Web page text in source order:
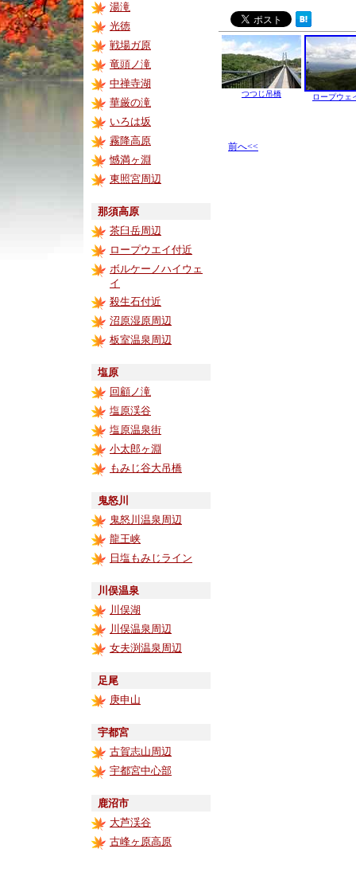
湯滝
光徳
戦場ガ原
竜頭ノ滝
中禅寺湖
華厳の滝
いろは坂
霧降高原
憾満ヶ淵
東照宮周辺
那須高原
茶臼岳周辺
ロープウエイ付近
ボルケーノハイウェ
イ
殺生石付近
沼原湿原周辺
板室温泉周辺
塩原
回顧ノ滝
塩原渓谷
塩原温泉街
小太郎ヶ淵
もみじ谷大吊橋
鬼怒川
鬼怒川温泉周辺
龍王峡
日塩もみじライン
川俣温泉
川俣湖
川俣温泉周辺
女夫渕温泉周辺
足尾
庚申山
宇都宮
古賀志山周辺
宇都宮中心部
鹿沼市
大芦渓谷
古峰ヶ原高原
つつじ吊橋 ロープウェ
前へ<<